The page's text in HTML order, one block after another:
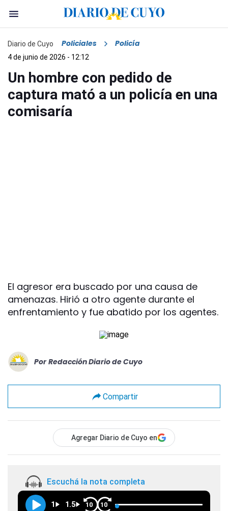
Diario de Cuyo Policiales Policía
4 de junio de 2026 - 12:12
Un hombre con pedido de
captura mató a un policía en una
comisaría
El agresor era buscado por una causa de
amenazas. Hirió a otro agente durante el
enfrentamiento y fue abatido por los agentes.
Por Redacción Diario de Cuyo
Compartir
Agregar Diario de Cuyo en
Escuchá la nota completa
1 1.5 10 10